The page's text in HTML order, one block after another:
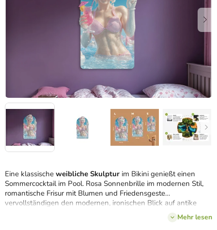
Eine klassische weibliche Skulptur im Bikini genießt einen
Sommercocktail im Pool. Rosa Sonnenbrille im modernen Stil,
romantische Frisur mit Blumen und Friedensgeste
vervollständigen den modernen, ironischen Blick auf antike
Mehr lesen